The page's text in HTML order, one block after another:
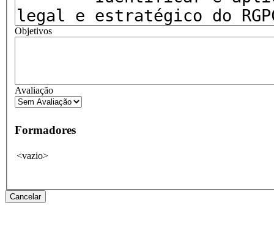
Objetivos
Avaliação
Formadores
<vazio>
Cancelar